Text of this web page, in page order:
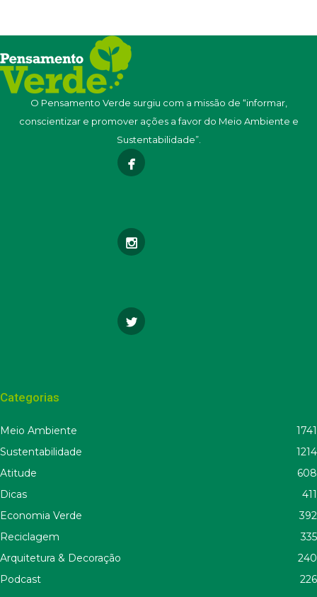
O Pensamento Verde surgiu com a missão de “informar,
conscientizar e promover ações a favor do Meio Ambiente e
Sustentabilidade”.
Categorias
Meio Ambiente
1741
Sustentabilidade
1214
Atitude
608
Dicas
411
Economia Verde
392
Reciclagem
335
Arquitetura & Decoração
240
Podcast
226